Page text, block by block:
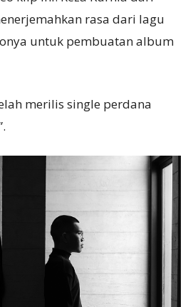
rasa dari lagu
untuk pembuatan album
merilis single perdana